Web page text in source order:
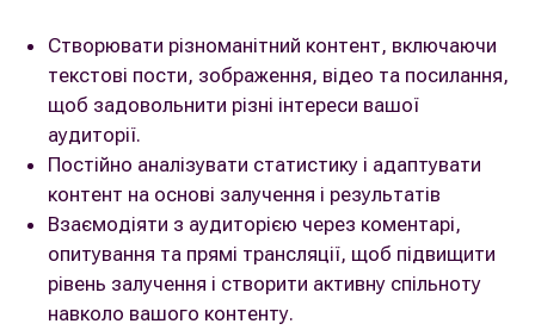
Створювати різноманітний контент, включаючи
текстові пости, зображення, відео та посилання,
щоб задовольнити різні інтереси вашої
аудиторії.
Постійно аналізувати статистику і адаптувати
контент на основі залучення і результатів
Взаємодіяти з аудиторією через коментарі,
опитування та прямі трансляції, щоб підвищити
рівень залучення і створити активну спільноту
навколо вашого контенту.